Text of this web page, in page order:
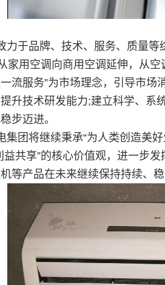
力于品牌、技术、服务、质量
家用空调向商用空调延伸，从
流服务”为市场理念，引导市
升技术研发能力;建立科学、
步迈进。
集团将继续秉承“为人类创造美
共享”的核心价值观，进一步
等产品在未来继续保持持续、稳